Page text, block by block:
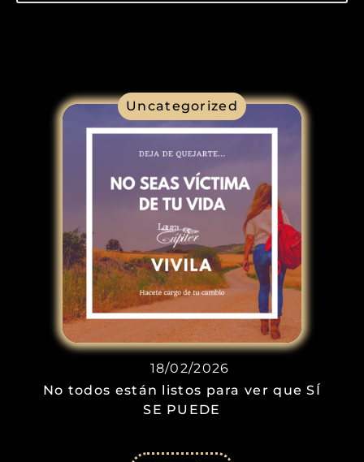
Uncategorized
18/02/2026
No todos están listos para ver que SÍ
SE PUEDE